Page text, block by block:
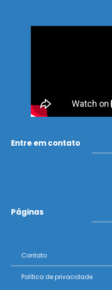
Entre em contato
Páginas
Contato
Política de privacidade